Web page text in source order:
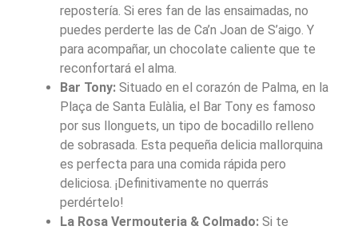
repostería. Si eres fan de las ensaimadas, no
puedes perderte las de Ca’n Joan de S’aigo. Y
para acompañar, un chocolate caliente que te
reconfortará el alma.
Bar Tony: Situado en el corazón de Palma, en la
Plaça de Santa Eulàlia, el Bar Tony es famoso
por sus llonguets, un tipo de bocadillo relleno
de sobrasada. Esta pequeña delicia mallorquina
es perfecta para una comida rápida pero
deliciosa. ¡Definitivamente no querrás
perdértelo!
La Rosa Vermouteria & Colmado: Si te